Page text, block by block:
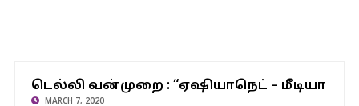
டெல்லி வன்முறை : “ஏஷியாநெட் – மீடியா 1” மலையாள செய்தி
சேனல்களுக்கு மத்திய அரசு தடை..!!
டெல்லி வன்முறை : “ஏஷியாநெட் – மீடியா 1”…
MARCH 7, 2020